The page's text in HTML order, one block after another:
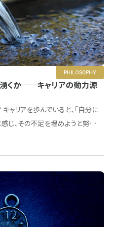
PHILOSOPHY
湧くか──キャリアの動力源
ャリアを歩んでいると、「自分に
じ、その不足を埋めようと努…